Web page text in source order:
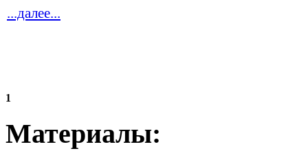
...далее...
1
Материалы: